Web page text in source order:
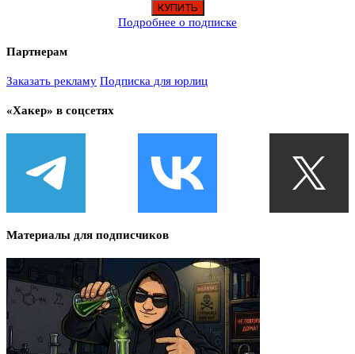
Подробнее о подписке
Партнерам
Заказать рекламу Подписка для юрлиц
«Хакер» в соцсетях
Материалы для подписчиков